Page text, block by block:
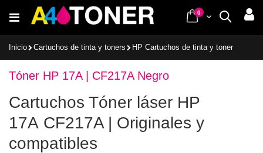
al
Buscar
Cart
0items
Inicio Cartuchos de tinta y toners HP Cartuchos de tinta y toner
Tóner HP 17A | CF217A Negro
Cartuchos Tóner láser HP
17A CF217A | Originales y
compatibles